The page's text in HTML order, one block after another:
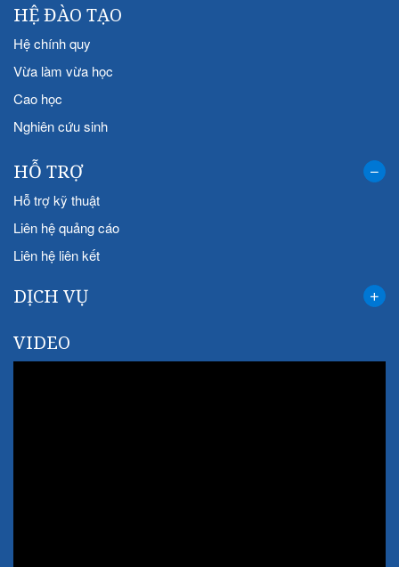
HỆ ĐÀO TẠO
Hệ chính quy
Vừa làm vừa học
Cao học
Nghiên cứu sinh
HỖ TRỢ
Hỗ trợ kỹ thuật
Liên hệ quảng cáo
Liên hệ liên kết
DỊCH VỤ
VIDEO